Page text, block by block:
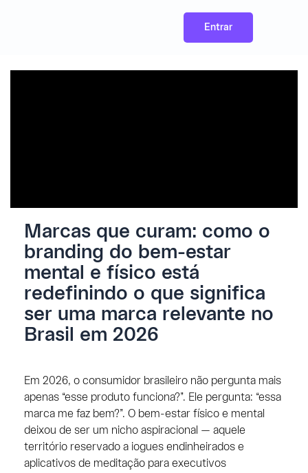
Entrar
Marcas que curam: como o
branding do bem-estar
mental e físico está
redefinindo o que significa
ser uma marca relevante no
Brasil em 2026
Em 2026, o consumidor brasileiro não pergunta mais
apenas “esse produto funciona?”. Ele pergunta: “essa
marca me faz bem?”. O bem-estar físico e mental
deixou de ser um nicho aspiracional — aquele
território reservado a iogues endinheirados e
aplicativos de meditação para executivos